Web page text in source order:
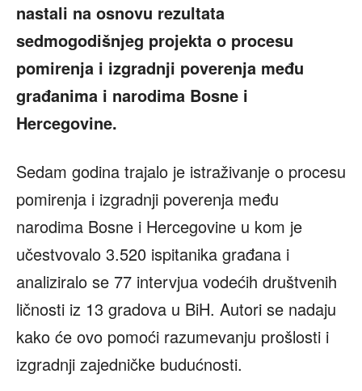
nastali na osnovu rezultata
sedmogodišnjeg projekta o procesu
pomirenja i izgradnji poverenja među
građanima i narodima Bosne i
Hercegovine.
Sedam godina trajalo je istraživanje o procesu
pomirenja i izgradnji poverenja među
narodima Bosne i Hercegovine u kom je
učestvovalo 3.520 ispitanika građana i
analiziralo se 77 intervjua vodećih društvenih
ličnosti iz 13 gradova u BiH. Autori se nadaju
kako će ovo pomoći razumevanju prošlosti i
izgradnji zajedničke budućnosti.